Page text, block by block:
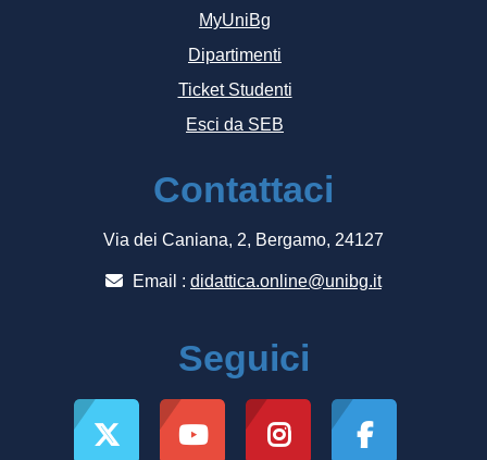
MyUniBg
Dipartimenti
Ticket Studenti
Esci da SEB
Contattaci
Via dei Caniana, 2, Bergamo, 24127
Email : didattica.online@unibg.it
Seguici